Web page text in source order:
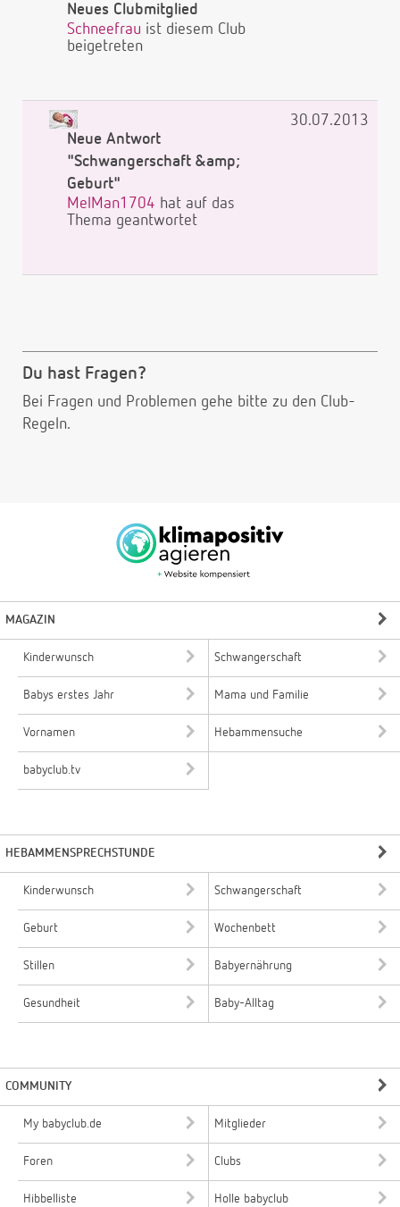
Neues Clubmitglied
Schneefrau ist diesem Club
beigetreten
Neue Antwort
"Schwangerschaft &amp;
Geburt"
MelMan1704 hat auf das
Thema geantwortet
30.07.2013
Du hast Fragen?
Bei Fragen und Problemen gehe bitte zu den Club-
Regeln.
MAGAZIN
Kinderwunsch Schwangerschaft
Babys erstes Jahr Mama und Familie
Vornamen Hebammensuche
babyclub.tv
HEBAMMENSPRECHSTUNDE
Kinderwunsch Schwangerschaft
Geburt Wochenbett
Stillen Babyernährung
Gesundheit Baby-Alltag
COMMUNITY
My babyclub.de Mitglieder
Foren Clubs
Hibbelliste Holle babyclub